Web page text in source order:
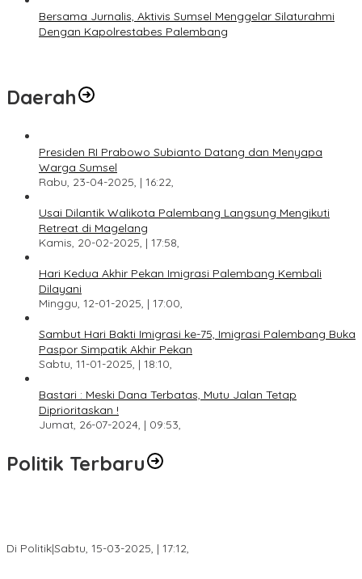
Bersama Jurnalis, Aktivis Sumsel Menggelar Silaturahmi
Dengan Kapolrestabes Palembang
Daerah
Presiden RI Prabowo Subianto Datang dan Menyapa
Warga Sumsel
Rabu, 23-04-2025, | 16:22,
Usai Dilantik Walikota Palembang Langsung Mengikuti
Retreat di Magelang
Kamis, 20-02-2025, | 17:58,
Hari Kedua Akhir Pekan Imigrasi Palembang Kembali
Dilayani
Minggu, 12-01-2025, | 17:00,
Sambut Hari Bakti Imigrasi ke-75, Imigrasi Palembang Buka
Paspor Simpatik Akhir Pekan
Sabtu, 11-01-2025, | 18:10,
Bastari : Meski Dana Terbatas, Mutu Jalan Tetap
Diprioritaskan !
Jumat, 26-07-2024, | 09:53,
Politik Terbaru
Di Politik|Sabtu, 15-03-2025, | 17:12,